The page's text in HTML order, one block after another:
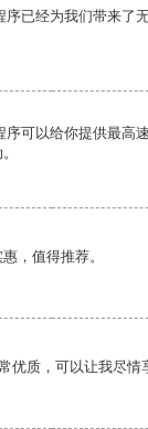
序已经为我们带来了
序可以给你提供最高
，值得推荐。
优质，可以让我尽情